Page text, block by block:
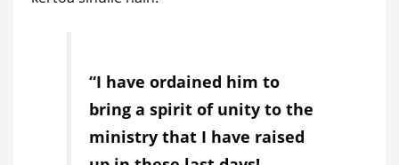
“I have ordained him to
bring a spirit of unity to the
ministry that I have raised